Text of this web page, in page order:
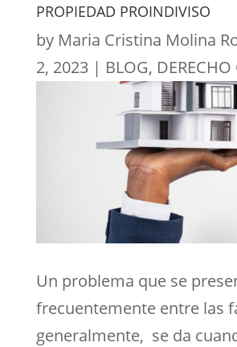
PROPIEDAD PROINDIVISO
by Maria Cristina Molina
2, 2023| BLOG, DERECHO
Un problema que se
frecuentemente entre las
generalmente, se da